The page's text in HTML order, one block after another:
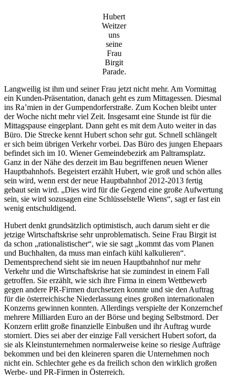
Hubert
Weitzer
uns
seine
Frau
Birgit
Parade.
Langweilig ist ihm und seiner Frau jetzt nicht mehr. Am Vormittag
ein Kunden-Präsentation, danach geht es zum Mittagessen. Diesmal
ins Ra’mien in der Gumpendorferstraße. Zum Kochen bleibt unter
der Woche nicht mehr viel Zeit. Insgesamt eine Stunde ist für die
Mittagspause eingeplant. Dann geht es mit dem Auto weiter in das
Büro. Die Strecke kennt Hubert schon sehr gut. Schnell schlängelt
er sich beim übrigen Verkehr vorbei. Das Büro des jungen Ehepaars
befindet sich im 10. Wiener Gemeindebezirk am Paltramsplatz.
Ganz in der Nähe des derzeit im Bau begriffenen neuen Wiener
Hauptbahnhofs. Begeistert erzählt Hubert, wie groß und schön alles
sein wird, wenn erst der neue Hauptbahnhof 2012-2013 fertig
gebaut sein wird. „Dies wird für die Gegend eine große Aufwertung
sein, sie wird sozusagen eine Schlüsselstelle Wiens“, sagt er fast ein
wenig entschuldigend.
Hubert denkt grundsätzlich optimistisch, auch darum sieht er die
jetzige Wirtschaftskrise sehr unproblematisch. Seine Frau Birgit ist
da schon „rationalistischer“, wie sie sagt „kommt das vom Planen
und Buchhalten, da muss man einfach kühl kalkulieren“.
Dementsprechend sieht sie im neuen Hauptbahnhof nur mehr
Verkehr und die Wirtschaftskrise hat sie zumindest in einem Fall
getroffen. Sie erzählt, wie sich ihre Firma in einem Wettbewerb
gegen andere PR-Firmen durchsetzen konnte und sie den Auftrag
für die österreichische Niederlassung eines großen internationalen
Konzerns gewinnen konnten. Allerdings verspielte der Konzernchef
mehrere Milliarden Euro an der Börse und beging Selbstmord. Der
Konzern erlitt große finanzielle Einbußen und ihr Auftrag wurde
storniert. Dies sei aber der einzige Fall versichert Hubert sofort, da
sie als Kleinstunternehmen normalerweise keine so riesige Aufträge
bekommen und bei den kleineren sparen die Unternehmen noch
nicht ein. Schlechter gehe es da freilich schon den wirklich großen
Werbe- und PR-Firmen in Österreich.